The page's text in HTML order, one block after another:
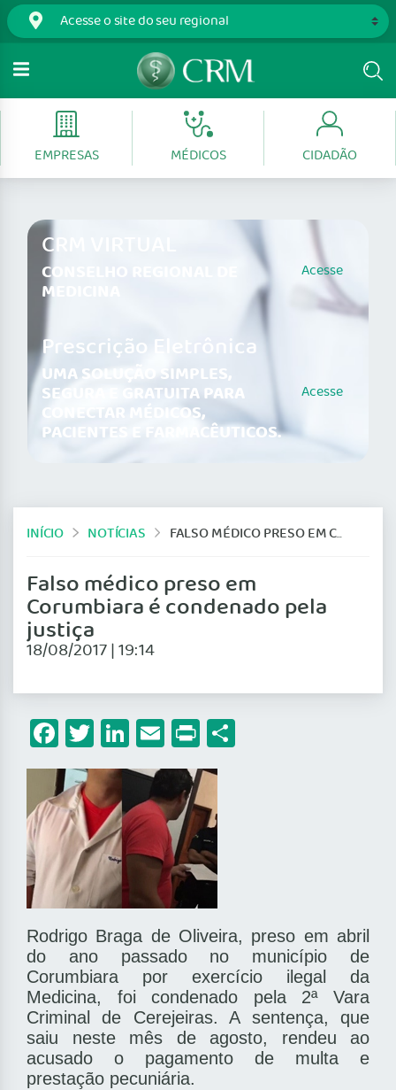
EMPRESAS MÉDICOS CIDADÃO
CRM VIRTUAL
CONSELHO REGIONAL DE
MEDICINA
Acesse
Prescrição Eletrônica
UMA SOLUÇÃO SIMPLES,
SEGURA E GRATUITA PARA
CONECTAR MÉDICOS,
PACIENTES E FARMACÊUTICOS.
Acesse
INÍCIO NOTÍCIAS FALSO MÉDICO PRESO EM CORUMBIARA É CONDENADO PELA JUSTIÇA
Falso médico preso em
Corumbiara é condenado pela
justiça
18/08/2017 | 19:14
Facebook
Twitter
LinkedIn
Email
Print
Rodrigo Braga de Oliveira, preso em abril
do ano passado no município de
Corumbiara por exercício ilegal da
Medicina, foi condenado pela 2ª Vara
Criminal de Cerejeiras. A sentença, que
saiu neste mês de agosto, rendeu ao
acusado o pagamento de multa e
prestação pecuniária.